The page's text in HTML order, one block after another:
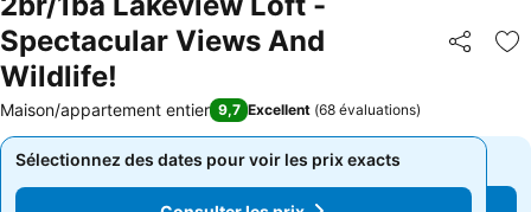
Spectacular Views And
Wildlife!
Partager
Maison/appartement entier 9,7 Excellent (68 évaluations)
Sélectionnez des dates pour voir les prix exacts
Sélectionnez des dates pour voir les prix exacts